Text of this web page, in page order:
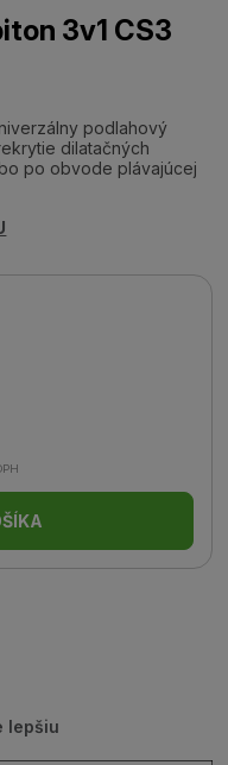
3v1 CS3
podlahový
dilatačných
po obvode plávajúcej
lepšiu